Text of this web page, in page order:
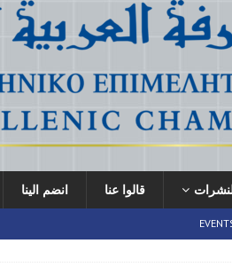
قالوا عنا انضم الينا